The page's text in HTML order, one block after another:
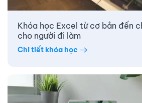
Khóa học Excel từ cơ bản đến
cho người đi làm
Chi tiết khóa học